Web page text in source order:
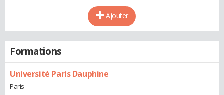
Ajouter
Formations
Université Paris Dauphine
Paris